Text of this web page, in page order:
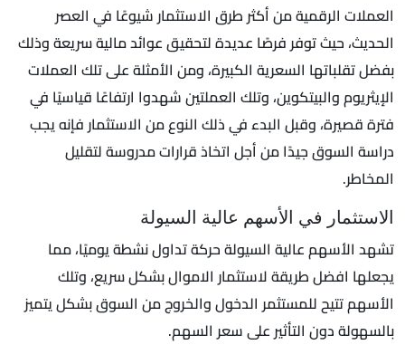
العملات الرقمية من أكثر طرق الاستثمار شيوعًا في العصر
الحديث، حيث توفر فرصًا عديدة لتحقيق عوائد مالية سريعة وذلك
بفضل تقلباتها السعرية الكبيرة، ومن الأمثلة على تلك العملات
الإيثريوم والبيتكوين، وتلك العملتين شهدوا ارتفاعًا قياسيًا في
فترة قصيرة، وقبل البدء في ذلك النوع من الاستثمار فإنه يجب
دراسة السوق جيدًا من أجل اتخاذ قرارات مدروسة لتقليل
المخاطر.
الاستثمار في الأسهم عالية السيولة
تشهد الأسهم عالية السيولة حركة تداول نشطة يوميًا، مما
يجعلها افضل طريقة لاستثمار الاموال بشكل سريع، وتلك
الأسهم تتيح للمستثمر الدخول والخروج من السوق بشكل يتميز
بالسهولة دون التأثير على سعر السهم.